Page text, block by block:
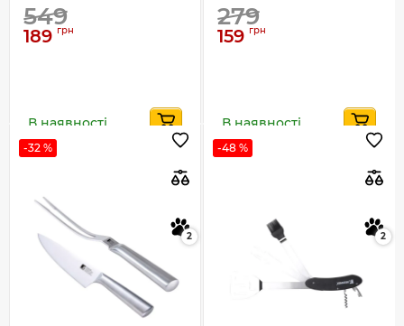
549
189 грн
В наявності
279
159 грн
В наявності
-32 %
2
-48 %
2